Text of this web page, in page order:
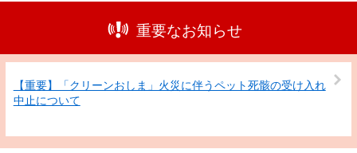
重要なお知らせ
【重要】「クリーンおしま」火災に伴うペット死骸の受け入れ
中止について